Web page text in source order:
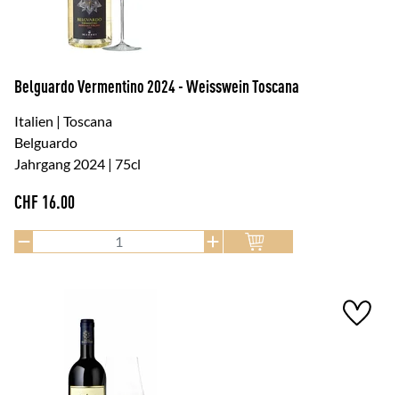
Belguardo Vermentino 2024 - Weisswein Toscana
Italien | Toscana
Belguardo
Jahrgang 2024 | 75cl
CHF 16.00